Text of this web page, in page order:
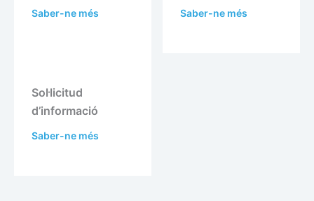
Saber-ne més Saber-ne més
Sol·licitud
d’informació
Saber-ne més